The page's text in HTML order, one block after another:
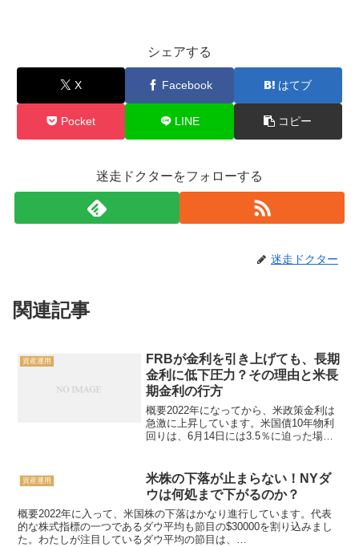
シェアする
X Facebook はてブ
Pocket LINE コピー
迷走ドクターをフォローする
迷走ドクター
関連記事
資産運用
FRBが金利を引き上げても、長期
金利に低下圧力？その理由と米長
期金利の行方
概要2022年になってから、米政策金利は
急激に上昇しています。米国債10年物利
回りは、6月14日には3.5％に迫った場面
ます。6月15日のFOMCで0.75％...
資産運用
米株の下落が止まらない！NYダ
ウは何処まで下がるのか？
概要2022年に入って、米国株の下落はかなり進行しています。代表
的な株式指標の一つであるダウ平均も節目の$30000を割り込みまし
た。わたしが注目しているダウ平均の節目は、